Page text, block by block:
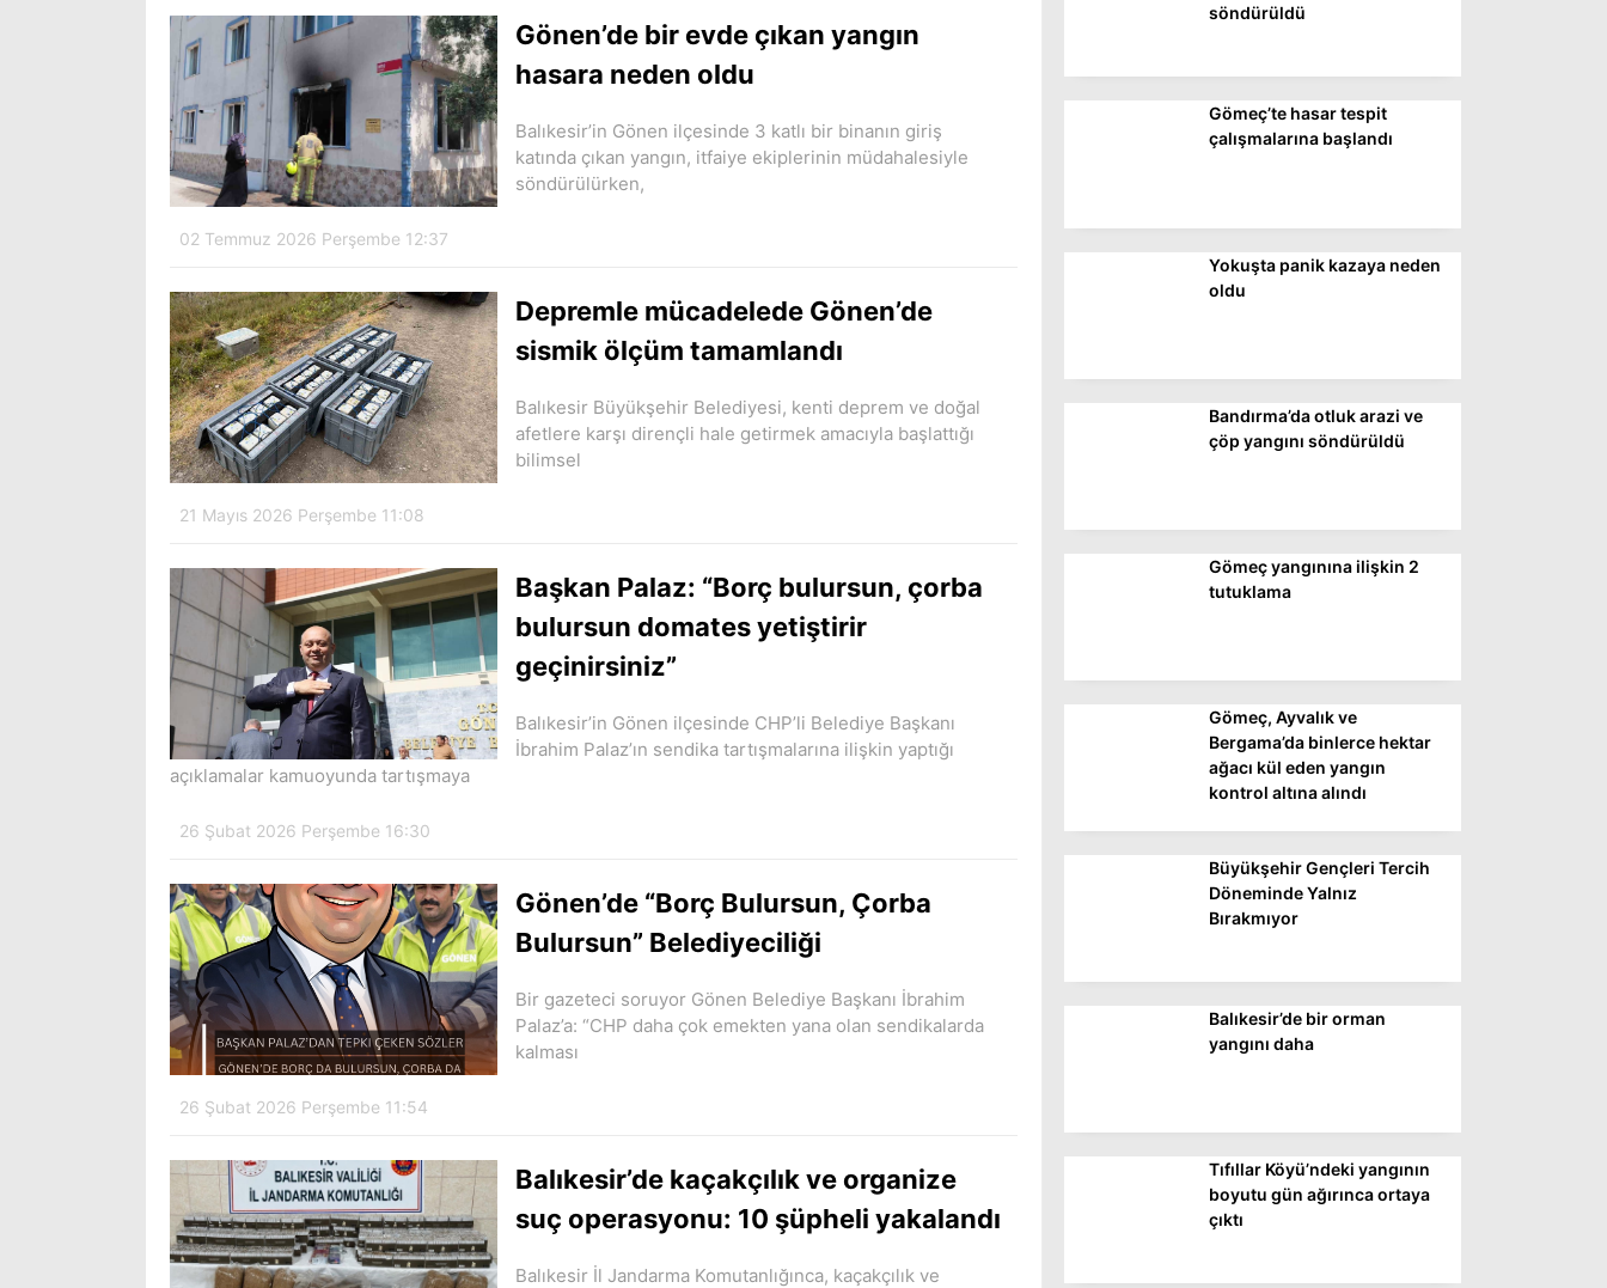
EKONOMİ
SPOR
DİĞER
WhatsApp İhbar
Instagram
Gönen’de bir evde çıkan yangın
hasara neden oldu
Balıkesir’in Gönen ilçesinde 3 katlı bir binanın giriş
katında çıkan yangın, itfaiye ekiplerinin müdahalesiyle
söndürülürken,
02 Temmuz 2026 Perşembe 12:37
Depremle mücadelede Gönen’de
sismik ölçüm tamamlandı
Balıkesir Büyükşehir Belediyesi, kenti deprem ve doğal
afetlere karşı dirençli hale getirmek amacıyla başlattığı
bilimsel
21 Mayıs 2026 Perşembe 11:08
Başkan Palaz: “Borç bulursun, çorba
bulursun domates yetiştirir
geçinirsiniz”
Balıkesir’in Gönen ilçesinde CHP’li Belediye Başkanı
İbrahim Palaz’ın sendika tartışmalarına ilişkin yaptığı
açıklamalar kamuoyunda tartışmaya
26 Şubat 2026 Perşembe 16:30
Gönen’de “Borç Bulursun, Çorba
Bulursun” Belediyeciliği
Bir gazeteci soruyor Gönen Belediye Başkanı İbrahim
Palaz’a: “CHP daha çok emekten yana olan sendikalarda
kalması
26 Şubat 2026 Perşembe 11:54
Balıkesir’de kaçakçılık ve organize
suç operasyonu: 10 şüpheli yakalandı
Balıkesir İl Jandarma Komutanlığınca, kaçakçılık ve
söndürüldü
Gömeç’te hasar tespit
çalışmalarına başlandı
Yokuşta panik kazaya neden
oldu
Bandırma’da otluk arazi ve
çöp yangını söndürüldü
Gömeç yangınına ilişkin 2
tutuklama
Gömeç, Ayvalık ve
Bergama’da binlerce hektar
ağacı kül eden yangın
kontrol altına alındı
Büyükşehir Gençleri Tercih
Döneminde Yalnız
Bırakmıyor
Balıkesir’de bir orman
yangını daha
Tıfıllar Köyü’ndeki yangının
boyutu gün ağırınca ortaya
çıktı